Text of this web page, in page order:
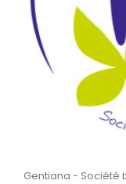
Gentiana - Société